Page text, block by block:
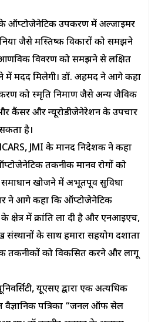
ऑप्टोजेनेटिक उपकरण में अल्जाइमर
जैसे मस्तिष्क विकारों को समझने
आणविक विवरण को समझने से लक्षित
में मदद मिलेगी। डॉ. अहमद ने आगे कहा
को स्मृति निर्माण जैसे अन्य जैविक
कैंसर और न्यूरोडीजेनेरेशन के उपचार
है।
JMI के मानद निदेशक ने कहा
तकनीक मानव रोगों को
खोजने में अभूतपूर्व सुविधा
ने आगे कहा कि ऑप्टोजेनेटिक
के क्षेत्र में क्रांति ला दी है और एनआईएच,
के साथ हमारा सहयोग दर्शाता
तकनीकों को विकसित करने और लागू
यूएसए द्वारा एक अत्यधिक
वैज्ञानिक पत्रिका “जर्नल ऑफ सेल